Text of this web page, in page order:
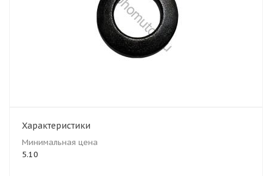
Характеристики
Минимальная цена
5.10